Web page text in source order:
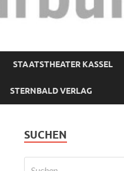
STAATSTHEATER KASSEL
STERNBALD VERLAG
SUCHEN